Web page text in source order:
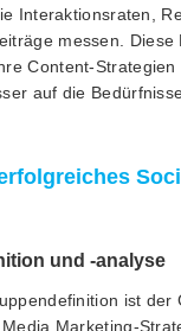
Interaktionsraten,
messen. Diese
Content-Strategien
auf die
und -analyse
ist der
Marketing-